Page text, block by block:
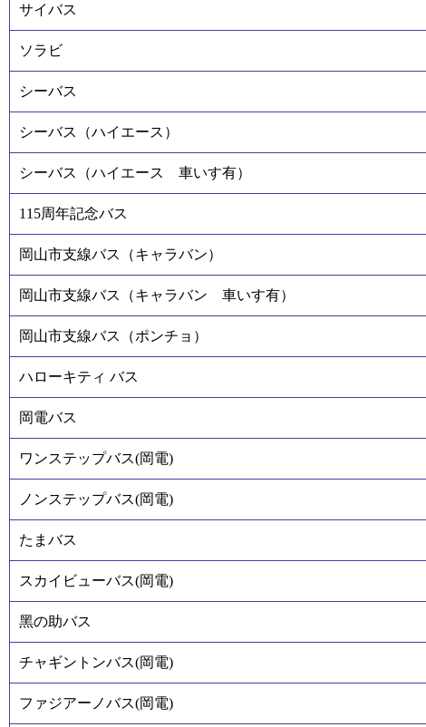
サイバス
ソラビ
シーバス
シーバス（ハイエース）
シーバス（ハイエース 車いす有）
115周年記念バス
岡山市支線バス（キャラバン）
岡山市支線バス（キャラバン 車いす有）
岡山市支線バス（ポンチョ）
ハローキティ バス
岡電バス
ワンステップバス(岡電)
ノンステップバス(岡電)
たまバス
スカイビューバス(岡電)
黑の助バス
チャギントンバス(岡電)
ファジアーノバス(岡電)